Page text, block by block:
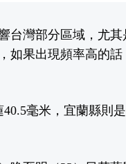
台灣部分區域，尤
如果出現頻率高的
毫米，宜蘭縣則